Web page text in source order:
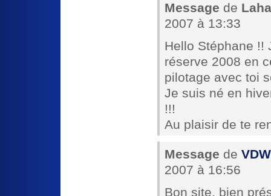
Message de
2007 à 13:33
Hello Stéphane !!
réserve 2008 en
pilotage avec toi
Je suis né en
!!!
Au plaisir de te
Message de
2007 à 16:56
Bon site, bien